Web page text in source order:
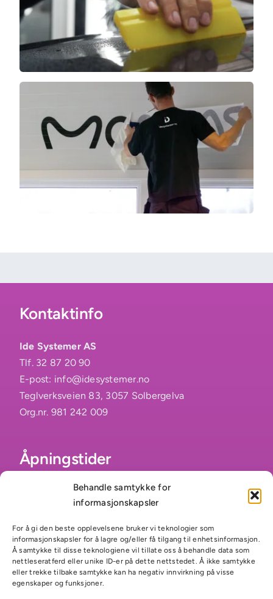
Behandle samtykke for
informasjonskapsler
For å gi den beste opplevelsene bruker vi teknologier som
informasjonskapsler for å lagre og/eller få tilgang til enhetsinformasjon.
Å samtykke til disse teknologiene vil tillate oss å behandle data som
nettleseratferd eller unike ID-er på dette nettstedet. Å ikke samtykke
eller trekke tilbake samtykke kan ha negativ innvirkning på visse
egenskaper og funksjoner.
Kontaktinfo
Ide Systemer AS
Tlf. 32 87 20 90
E-post: info@idesystemer.no
Teglverksveien 83, 3057 Solbergelva
Org.nr. 981 242 009
Åpningstider
Mandag – Fredag
08:00 – 16:00
Lør – Søn:
Stengt